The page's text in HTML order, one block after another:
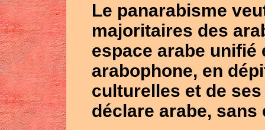
Le panarabisme
majoritaires des
espace arabe unifié
arabophone, en
culturelles et de
déclare arabe,